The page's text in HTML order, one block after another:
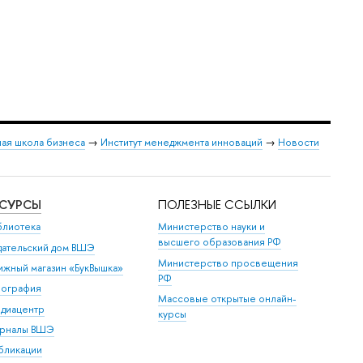
школа бизнеса → Институт менеджмента инноваций → Новости
дом ВШЭ
магазин «БукВышка»
ВШЭ
ПОЛЕЗНЫЕ ССЫЛКИ
Министерство науки и
высшего образования РФ
Министерство просвещения
РФ
Массовые открытые онлайн-
курсы